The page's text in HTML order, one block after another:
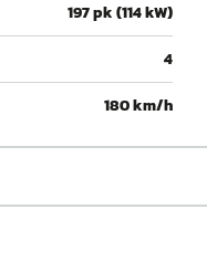
197 pk (114 kW)
4
180 km/h